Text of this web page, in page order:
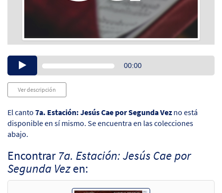
Audio00:00
Ver descripción
El canto 7a. Estación: Jesús Cae por Segunda Vez no está
disponible en sí mismo. Se encuentra en las colecciones
abajo.
Encontrar7a. Estación: Jesús Cae por
Segunda Vezen: